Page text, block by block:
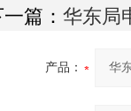
篇： 华东局
产品：